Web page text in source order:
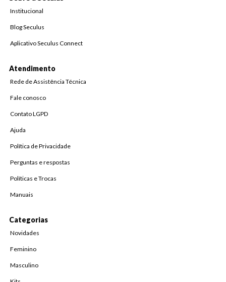
Institucional
Blog Seculus
Aplicativo Seculus Connect
Atendimento
Rede de Assistência Técnica
Fale conosco
Contato LGPD
Ajuda
Política de Privacidade
Perguntas e respostas
Políticas e Trocas
Manuais
Categorias
Novidades
Feminino
Masculino